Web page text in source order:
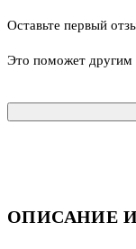
ОПИСАНИЕ
Оставьте первый
Это поможет другим